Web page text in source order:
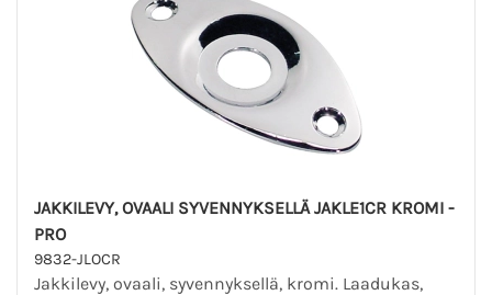
JAKKILEVY, OVAALI SYVENNYKSELLÄ JAKLE1CR KROMI -
PRO
9832-JLOCR
Jakkilevy, ovaali, syvennyksellä, kromi. Laadukas,